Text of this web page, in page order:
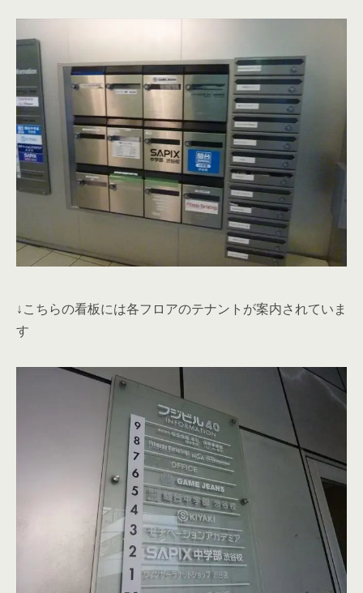
↓こちらの看板には各フロアのテナントが案内されていま
す